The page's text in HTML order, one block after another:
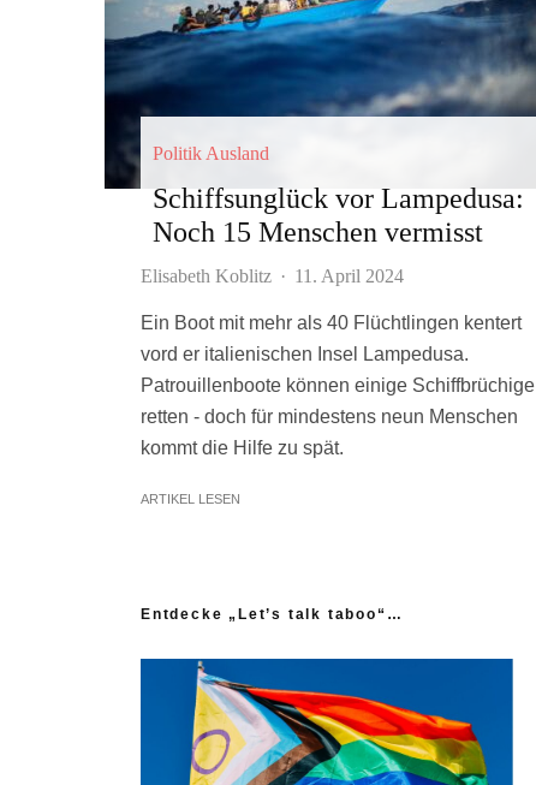
Politik Ausland
Schiffsunglück vor Lampedusa:
Noch 15 Menschen vermisst
Elisabeth Koblitz · 11. April 2024
Ein Boot mit mehr als 40 Flüchtlingen kentert
vord er italienischen Insel Lampedusa.
Patrouillenboote können einige Schiffbrüchige
retten - doch für mindestens neun Menschen
kommt die Hilfe zu spät.
ARTIKEL LESEN
Entdecke „Let’s talk taboo“…